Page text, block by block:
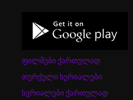
ფილმები ქართულად
თურქული სერიალები
სერიალები ქართულად